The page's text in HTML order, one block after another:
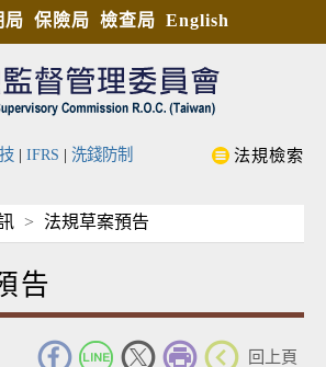
局 保險局 檢查局 English
| IFRS | 洗錢防制 法規檢索
法規草案預告
告
回上頁